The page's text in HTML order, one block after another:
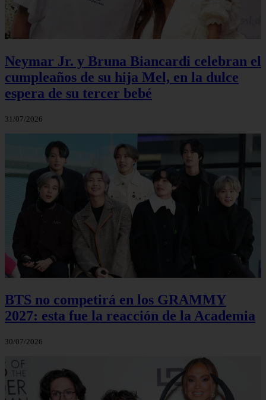
Neymar Jr. y Bruna Biancardi celebran el
cumpleaños de su hija Mel, en la dulce
espera de su tercer bebé
31/07/2026
BTS no competirá en los GRAMMY
2027: esta fue la reacción de la Academia
30/07/2026